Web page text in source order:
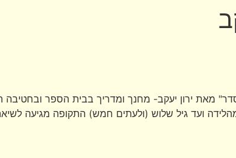
מאת ירון יעקב- מחנך ומדריך בבית הספר
ועד גיל שלוש (ולעתים חמש) התקופה מגיעה לשיאה